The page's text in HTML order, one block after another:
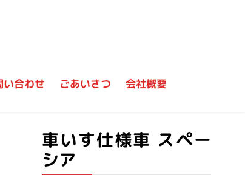
い合わせ ごあいさつ 会社概要
車いす仕様車 スペー
シア